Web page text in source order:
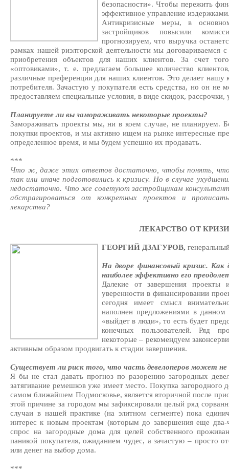
безопасности». Чтобы пережить
эффективное управление
Антикризисные меры, в
застройщиков повысили
прогнозируем, что выручка
рамках нашей риэлторской деятельности мы договариваемся
приобретения объектов для наших клиентов. За счет
«оптовиками», т. е. предлагаем большее количество
различные преференции для наших клиентов. Это делает нашу
потребителя. Зачастую у покупателя есть средства, но он не
предоставляем специальные условия, в виде скидок,
Планируете ли вы замораживать некоторые проекты?
Замораживать проекты мы, ни в коем случае, не планируем.
покупки проектов, и мы активно ищем на рынке интересные
определенное время, и мы будем успешно их продавать.
***
Что ж, даже этих ответов достаточно, чтобы понять, что
так или иначе подготовились к кризису. Но в случае
недостаточно. Что же советуют застройщикам
абстрагироваться от конкретных проектов и
лекарства?
ЛЕКАРСТВО ОТ
ГЕОРГИЙ ДЗАГУРОВ,
На дворе финансовый кризис. Как
наиболее эффективно его
Далекие от завершения проекты
уверенности в финансировании
сегодня имеет смысл
наполнен предложениями в
«выйдет в люди», то есть будет
конечных пользователей. Ряд
некоторые – рекомендуем
активным образом продвигать к стадии завершения.
Существует ли риск того, что часть девелоперов может
Я бы не стал давать прогноз по разорению загородных
затягивание ремешков уже имеет место. Покупка
самом ближайшем Подмосковье, является вторичной после
этой причине за городом мы зафиксировали целый ряд
случаи в нашей практике (на элитном сегменте) пока
интерес к новым проектам (которым до завершения еще два-
спрос на загородные дома для целей собственного
паникой покупателя, ожиданием чудес, а зачастую – просто
или денег на выбор дома.
***